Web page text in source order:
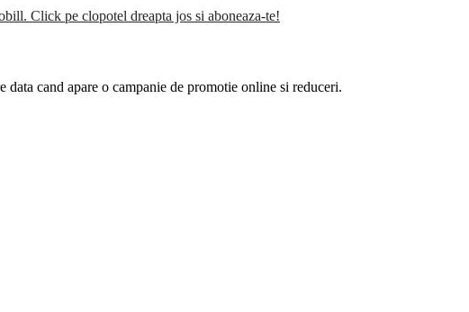
Click pe clopotel dreapta jos si aboneaza-te!
cand apare o campanie de promotie online si reduceri.